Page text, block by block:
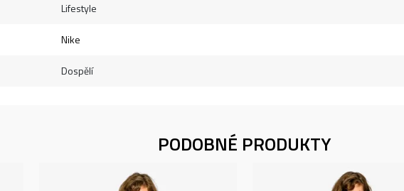
Lifestyle
Nike
Dospělí
PODOBNÉ PRODUKTY